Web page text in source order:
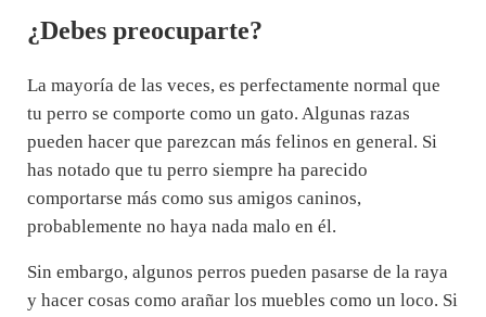
¿Debes preocuparte?
La mayoría de las veces, es perfectamente normal que
tu perro se comporte como un gato. Algunas razas
pueden hacer que parezcan más felinos en general. Si
has notado que tu perro siempre ha parecido
comportarse más como sus amigos caninos,
probablemente no haya nada malo en él.
Sin embargo, algunos perros pueden pasarse de la raya
y hacer cosas como arañar los muebles como un loco. Si